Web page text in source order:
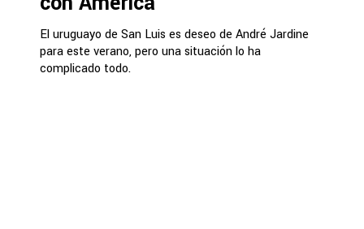
El uruguayo de San Luis es deseo de André Jardine
para este verano, pero una situación lo ha
complicado todo.